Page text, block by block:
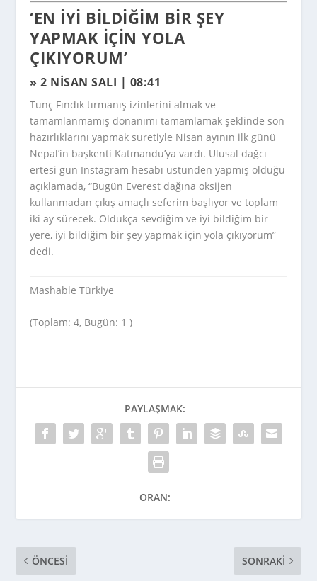
‘EN IYI BILDIĞIM BIR ŞEY
YAPMAK IÇIN YOLA
ÇIKIYORUM’
» 2 NISAN SALI | 08:41
Tunç Fındık tırmanış izinlerini almak ve
tamamlanmamış donanımı tamamlamak şeklinde son
hazırlıklarını yapmak suretiyle Nisan ayının ilk günü
Nepal’in başkenti Katmandu’ya vardı. Ulusal dağcı
ertesi gün Instagram hesabı üstünden yapmış olduğu
açıklamada, “Bugün Everest dağına oksijen
kullanmadan çıkış amaçlı seferim başlıyor ve toplam
iki ay sürecek. Oldukça sevdiğim ve iyi bildiğim bir
yere, iyi bildiğim bir şey yapmak için yola çıkıyorum”
dedi.
Mashable Türkiye
(Toplam: 4, Bugün: 1 )
PAYLAŞMAK:
ORAN:
ÖNCESI SONRAKI